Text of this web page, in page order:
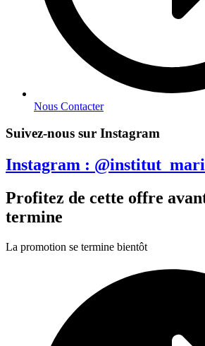
Nous Contacter
Suivez-nous sur Instagram
Instagram :
Profitez de cette offre
termine
La promotion se termine bientôt